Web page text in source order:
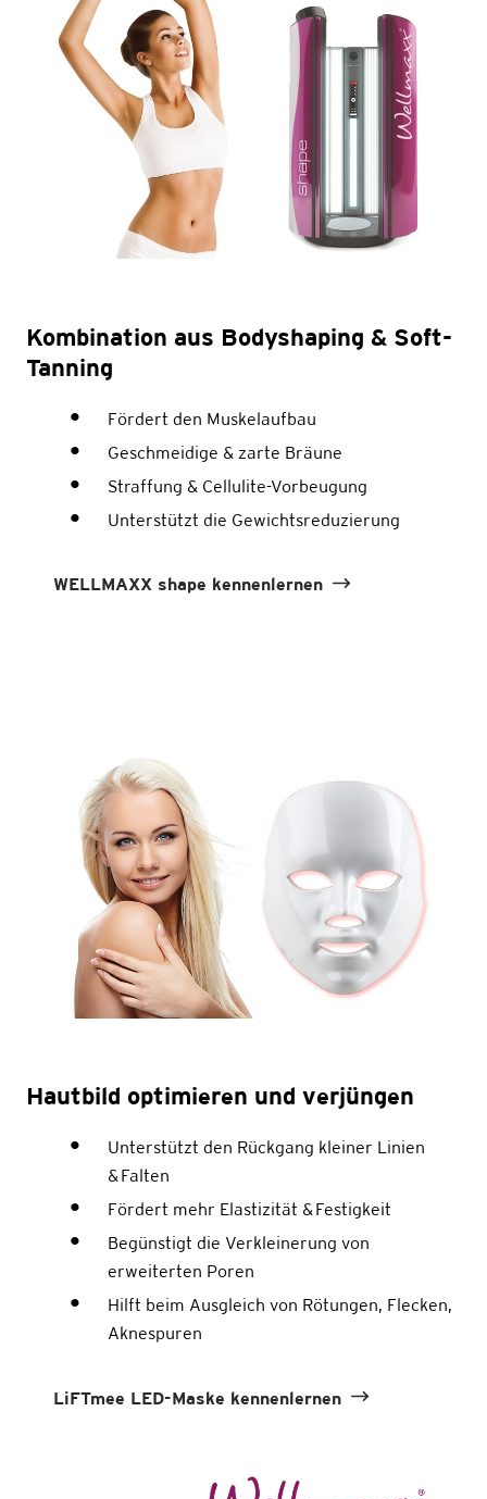
Kombination aus Bodyshaping & Soft-
Tanning
Fördert den Muskelaufbau
Geschmeidige & zarte Bräune
Straffung & Cellulite-Vorbeugung
Unterstützt die Gewichtsreduzierung
WELLMAXX shape kennenlernen
Hautbild optimieren und verjüngen
Unterstützt den Rückgang kleiner Linien
& Falten
Fördert mehr Elastizität & Festigkeit
Begünstigt die Verkleinerung von
erweiterten Poren
Hilft beim Ausgleich von Rötungen, Flecken,
Aknespuren
LiFTmee LED-Maske kennenlernen